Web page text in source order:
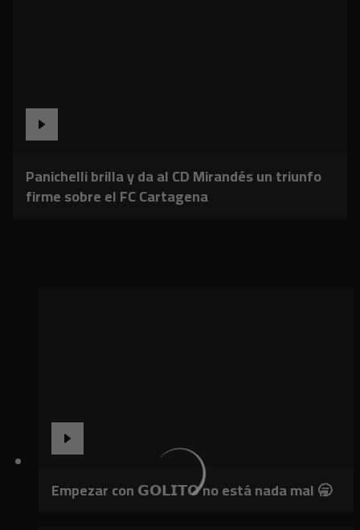
Panichelli brilla y da al CD Mirandés un triunfo
firme sobre el FC Cartagena
Empezar con 𝗚𝗢𝗟𝗜𝗧𝗢 no está nada mal 🥱